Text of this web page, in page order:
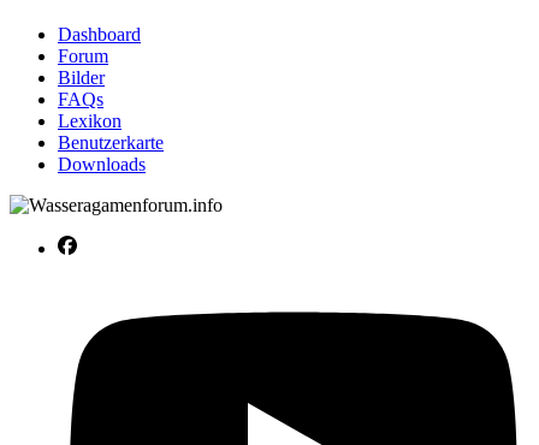
Dashboard
Forum
Bilder
FAQs
Lexikon
Benutzerkarte
Downloads